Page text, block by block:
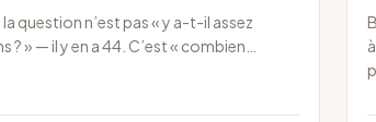
question n’est pas « y a-t-il assez
? » — il y en a 44. C’est « combien…